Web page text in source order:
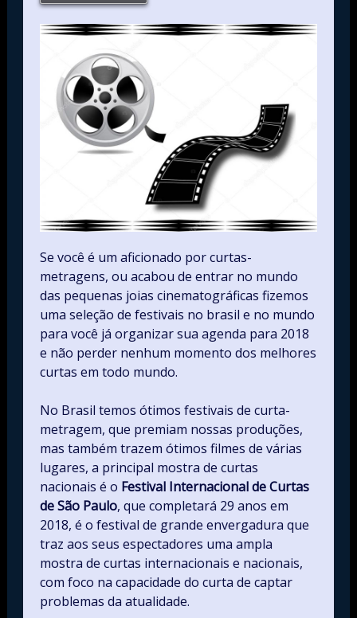
Se você é um aficionado por curtas-
metragens, ou acabou de entrar no mundo
das pequenas joias cinematográficas fizemos
uma seleção de festivais no brasil e no mundo
para você já organizar sua agenda para 2018
e não perder nenhum momento dos melhores
curtas em todo mundo.
No Brasil temos ótimos festivais de curta-
metragem, que premiam nossas produções,
mas também trazem ótimos filmes de várias
lugares, a principal mostra de curtas
nacionais é o Festival Internacional de Curtas
de São Paulo, que completará 29 anos em
2018, é o festival de grande envergadura que
traz aos seus espectadores uma ampla
mostra de curtas internacionais e nacionais,
com foco na capacidade do curta de captar
problemas da atualidade.